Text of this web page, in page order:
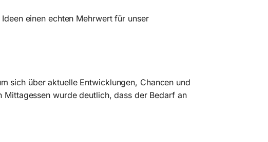
einen echten Mehrwert für unser
sich über aktuelle Entwicklungen, Chancen und
Mittagessen wurde deutlich, dass der Bedarf an